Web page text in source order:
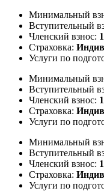
Минимальный
Вступительный
Членский взнос:
Страховка:
Услуги по
Минимальный
Вступительный
Членский взнос:
Страховка:
Услуги по
Минимальный
Вступительный
Членский взнос:
Страховка:
Услуги по